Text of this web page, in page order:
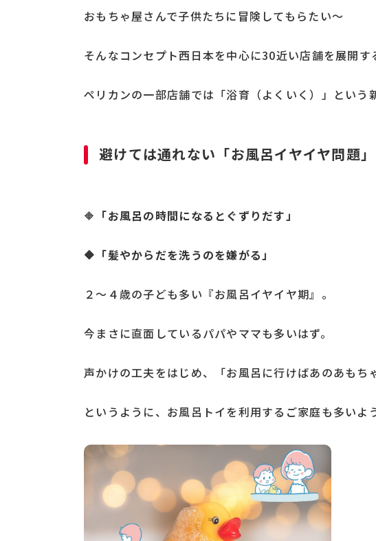
おもちゃ屋さんで子供たちに冒険してもらたい～
そんなコンセプト西日本を中心に30近い店舗を展開す
ペリカンの一部店舗では「浴育（よくいく）」という
避けては通れない「お風呂イヤイヤ問題
🔶 「お風呂の時間になるとぐずりだす」
🔶「髪やからだを洗うのを嫌がる」
２～４歳の子ども多い『お風呂イヤイヤ期』。
今まさに直面しているパパやママも多いはず。
声かけの工夫をはじめ、「お風呂に行けばあのあもち
というように、お風呂トイを利用するご家庭も多いよ